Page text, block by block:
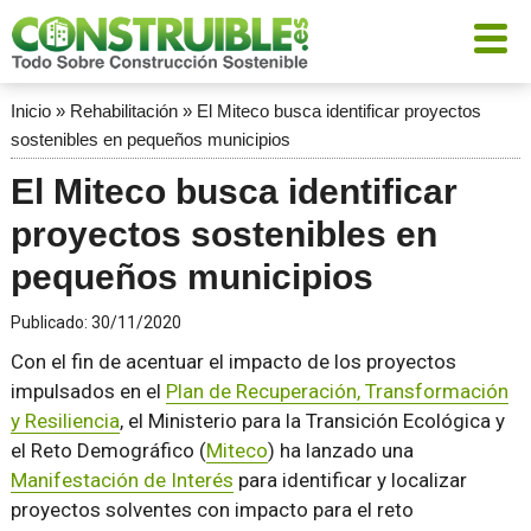
Inicio» Rehabilitación» El Miteco busca identificar proyectos
sostenibles en pequeños municipios
El Miteco busca identificar
proyectos sostenibles en
pequeños municipios
Publicado: 30/11/2020
Con el fin de acentuar el impacto de los proyectos
impulsados en el Plan de Recuperación, Transformación
y Resiliencia, el Ministerio para la Transición Ecológica y
el Reto Demográfico (Miteco) ha lanzado una
Manifestación de Interés para identificar y localizar
proyectos solventes con impacto para el reto